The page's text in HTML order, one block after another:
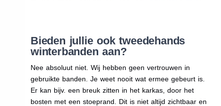
Bieden jullie ook tweedehands
winterbanden aan?
Nee absoluut niet. Wij hebben geen vertrouwen in
gebruikte banden. Je weet nooit wat ermee gebeurt is.
Er kan bijv. een breuk zitten in het karkas, door het
bosten met een stoeprand. Dit is niet altijd zichtbaar en